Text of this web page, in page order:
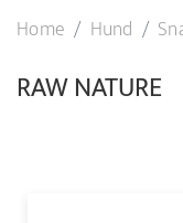
Home Hund
RAW NATURE